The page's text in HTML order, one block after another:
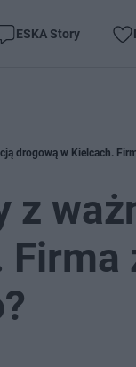
ESKA Story
drogową w Kielcach.
z